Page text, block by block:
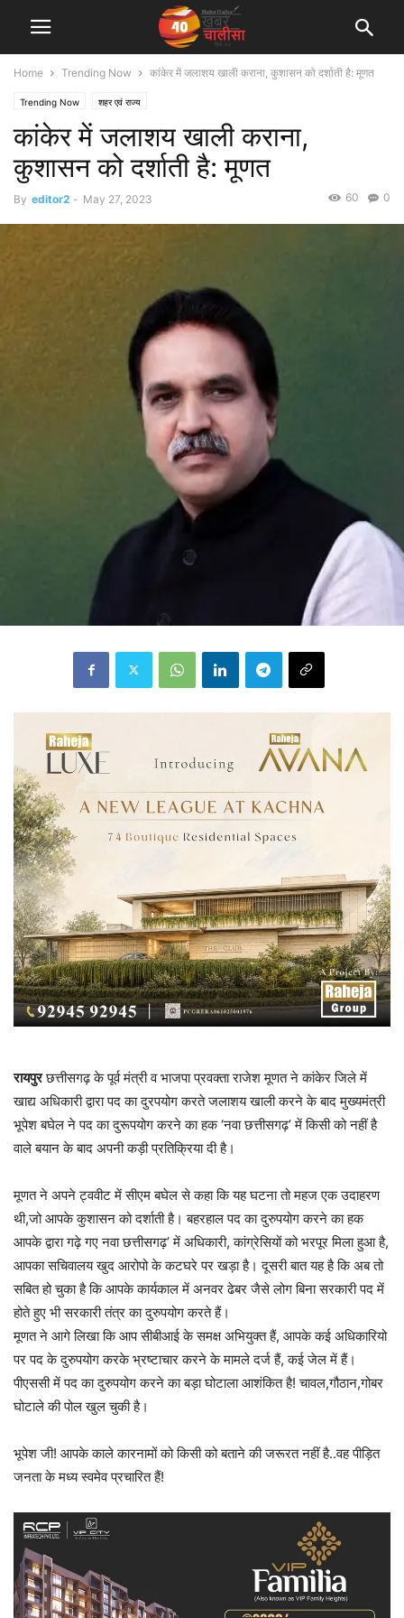
Home Trending Now कांकेर में जलाशय खाली कराना, कुशासन को दर्शाती है: मूणत
Trending Now शहर एवं राज्य
कांकेर में जलाशय खाली कराना,
कुशासन को दर्शाती है: मूणत
By editor2 - May 27, 2023 0
60
रायपुरछत्तीसगढ़ के पूर्व मंत्री व भाजपा प्रवक्ता राजेश मूणत ने कांकेर जिले में
खाद्य अधिकारी द्वारा पद का दुरपयोग करते जलाशय खाली करने के बाद मुख्यमंत्री
भूपेश बघेल ने पद का दुरूपयोग करने का हक ‘नवा छत्तीसगढ़’ में किसी को नहीं है
वाले बयान के बाद अपनी कड़ी प्रतिक्रिया दी है।
मूणत ने अपने ट्ववीट में सीएम बघेल से कहा कि यह घटना तो महज एक उदाहरण
थी,जो आपके कुशासन को दर्शाती है। बहरहाल पद का दुरुपयोग करने का हक
आपके द्वारा गढ़े गए नवा छत्तीसगढ़’ में अधिकारी, कांग्रेसियों को भरपूर मिला हुआ है,
आपका सचिवालय खुद आरोपो के कटघरे पर खड़ा है। दूसरी बात यह है कि अब तो
सबित हो चुका है कि आपके कार्यकाल में अनवर ढेबर जैसे लोग बिना सरकारी पद में
होते हुए भी सरकारी तंत्र का दुरुपयोग करते हैं।
मूणत ने आगे लिखा कि आप सीबीआई के समक्ष अभियुक्त हैं, आपके कई अधिकारियो
पर पद के दुरुपयोग करके भ्रष्टाचार करने के मामले दर्ज हैं, कई जेल में हैं।
पीएससी में पद का दुरुपयोग करने का बड़ा घोटाला आशंकित है! चावल,गौठान,गोबर
घोटाले की पोल खुल चुकी है।
भूपेश जी! आपके काले कारनामों को किसी को बताने की जरूरत नहीं है..वह पीड़ित
जनता के मध्य स्वमेव प्रचारित हैं!